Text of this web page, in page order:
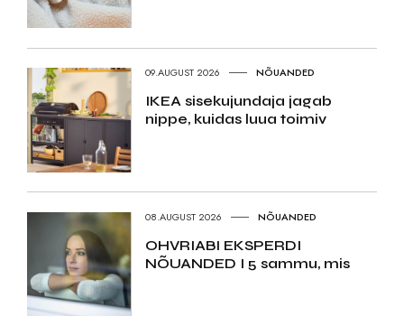
09.AUGUST 2026 NÕUANDED
IKEA sisekujundaja jagab
nippe, kuidas luua toimiv
08.AUGUST 2026 NÕUANDED
OHVRIABI EKSPERDI
NÕUANDED I 5 sammu, mis